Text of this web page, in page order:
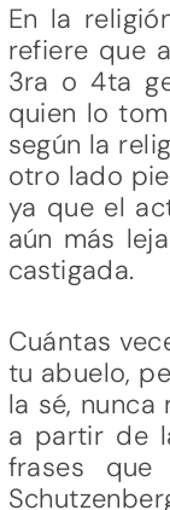
En la
refiere que
3ra o 4ta
quien lo
según la
otro lado
ya que el
aún más
castigada.
Cuántas
tu abuelo,
la sé,
a partir de
frases que